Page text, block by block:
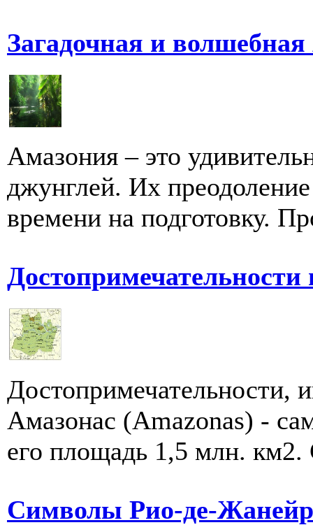
Загадочная и
Амазония – это
джунглей. Их
времени на подготовку.
Достопримечательности,
Амазонас (Amazonas) -
его площадь 1,5 млн.
Символы Рио-де-